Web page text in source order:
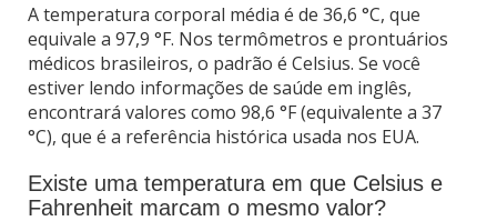
A temperatura corporal média é de 36,6 °C, que
equivale a 97,9 °F. Nos termômetros e prontuários
médicos brasileiros, o padrão é Celsius. Se você
estiver lendo informações de saúde em inglês,
encontrará valores como 98,6 °F (equivalente a 37
°C), que é a referência histórica usada nos EUA.
Existe uma temperatura em que Celsius e
Fahrenheit marcam o mesmo valor?